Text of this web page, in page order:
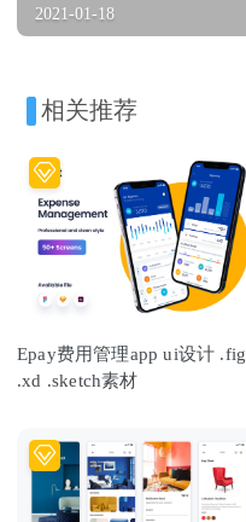
2021-01-18
相关推荐
Epay费用管理app ui设计 .fig
.xd .sketch素材